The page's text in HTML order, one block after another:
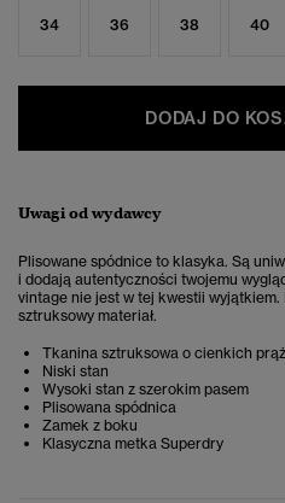
34 36 38 40
DODAJ DO
Uwagi od wydawcy
Plisowane spódnice to klasyka. Są
i dodają autentyczności twojemu
vintage nie jest w tej kwestii
sztruksowy materiał.
Tkanina sztruksowa o cienkich
Niski stan
Wysoki stan z szerokim pasem
Plisowana spódnica
Zamek z boku
Klasyczna metka Superdry